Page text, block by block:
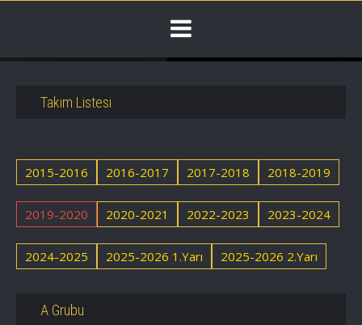
Takım Listesi
2015-2016 2016-2017 2017-2018 2018-2019
2019-2020 2020-2021 2022-2023 2023-2024
2024-2025 2025-2026 1.Yarı 2025-2026 2.Yarı
A Grubu